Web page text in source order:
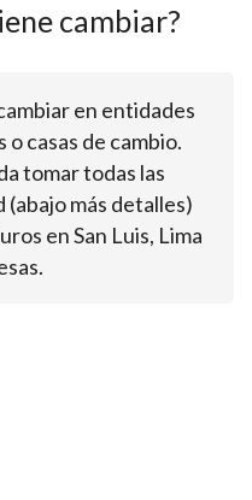
cambiar?
en entidades
casas de cambio.
tomar todas las
(abajo más detalles)
en San Luis, Lima